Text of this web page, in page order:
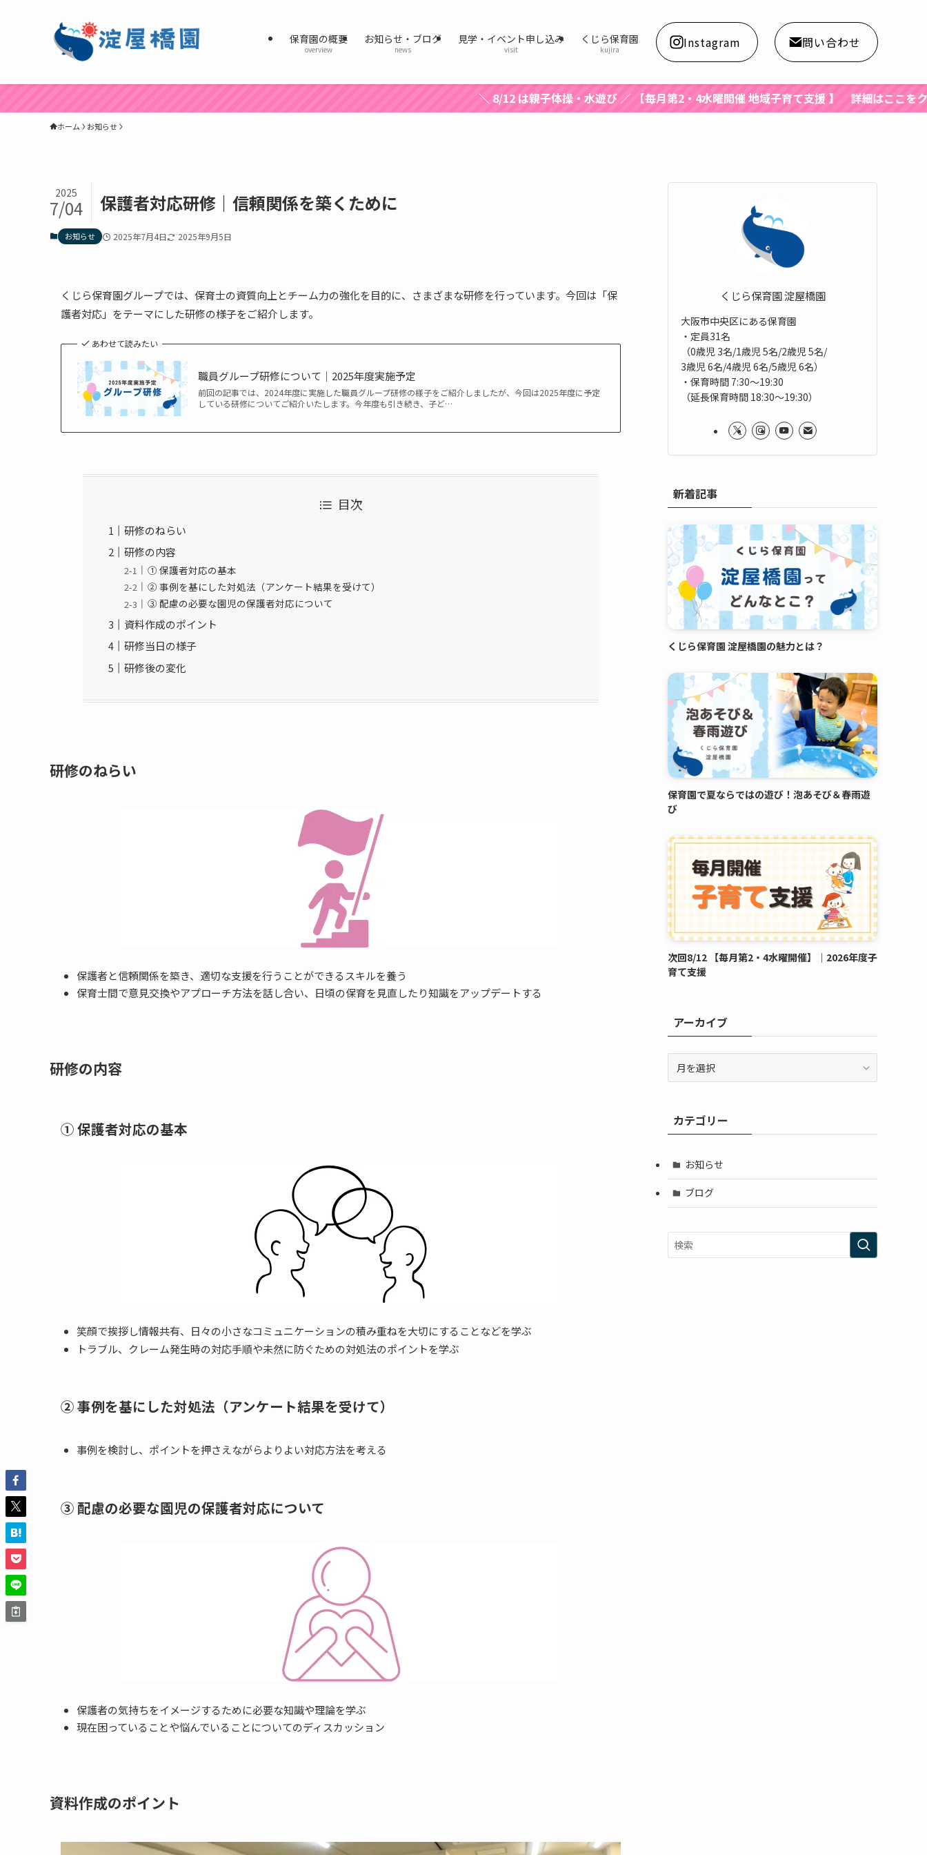
保育園の概要
overview
お知らせ・ブログ
news
見学・イベント申し込み
visit
くじら保育園
kujira Instagram 問い合わせ
＼ 8/12 は親子体操・水遊び ／ 【毎月第2・4水曜開催 地域子育て支援 】 詳細はここをクリック！
ホーム お知らせ
保護者対応研修｜信頼関係を築くために
2025
7/04
お知らせ 2025年7月4日 2025年9月5日
くじら保育園グループでは、保育士の資質向上とチーム力の強化を目的に、さまざまな研修を行っています。今回は「保
護者対応」をテーマにした研修の様子をご紹介します。
あわせて読みたい
職員グループ研修について｜2025年度実施予定
前回の記事では、2024年度に実施した職員グループ研修の様子をご紹介しましたが、今回は2025年度に予定
している研修についてご紹介いたします。今年度も引き続き、子ど…
目次
研修のねらい
研修の内容
① 保護者対応の基本
② 事例を基にした対処法（アンケート結果を受けて）
③ 配慮の必要な園児の保護者対応について
資料作成のポイント
研修当日の様子
研修後の変化
研修のねらい
保護者と信頼関係を築き、適切な支援を行うことができるスキルを養う
保育士間で意見交換やアプローチ方法を話し合い、日頃の保育を見直したり知識をアップデートする
研修の内容
① 保護者対応の基本
笑顔で挨拶し情報共有、日々の小さなコミュニケーションの積み重ねを大切にすることなどを学ぶ
トラブル、クレーム発生時の対応手順や未然に防ぐための対処法のポイントを学ぶ
② 事例を基にした対処法（アンケート結果を受けて）
事例を検討し、ポイントを押さえながらよりよい対応方法を考える
③ 配慮の必要な園児の保護者対応について
保護者の気持ちをイメージするために必要な知識や理論を学ぶ
現在困っていることや悩んでいることについてのディスカッション
資料作成のポイント
くじら保育園 淀屋橋園
大阪市中央区にある保育園
・定員31名
（0歳児 3名/1歳児 5名/2歳児 5名/
3歳児 6名/4歳児 6名/5歳児 6名）
・保育時間 7:30～19:30
（延長保育時間 18:30～19:30）
新着記事
くじら保育園 淀屋橋園の魅力とは？
保育園で夏ならではの遊び！泡あそび＆春雨遊
び
次回8/12 【毎月第2・4水曜開催】｜2026年度子
育て支援
アーカイブ
ブカテゴリー
お知らせ
ブログ